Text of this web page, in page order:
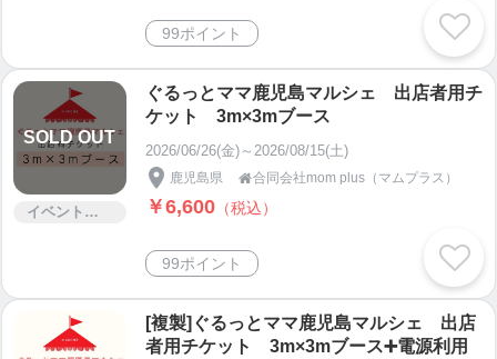
99ポイント
SOLD OUT
イベント・セミナー・交流会
ぐるっとママ鹿児島マルシェ 出店者用チ
ケット 3m×3mブース
2026/06/26(金)～2026/08/15(土)
鹿児島県 合同会社mom plus（マムプラス）
￥6,600 （税込）
99ポイント
[複製]ぐるっとママ鹿児島マルシェ 出店
者用チケット 3m×3mブース➕電源利用